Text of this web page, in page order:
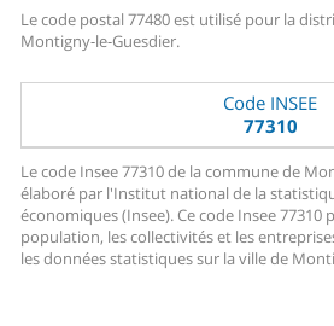
Le code postal 77480 est utilisé pour la
Montigny-le-Guesdier.
Code INSEE
77310
Le code Insee 77310 de la commune de
élaboré par l'Institut national de la
économiques (Insee). Ce code Insee 77310
population, les collectivités et les
les données statistiques sur la ville de